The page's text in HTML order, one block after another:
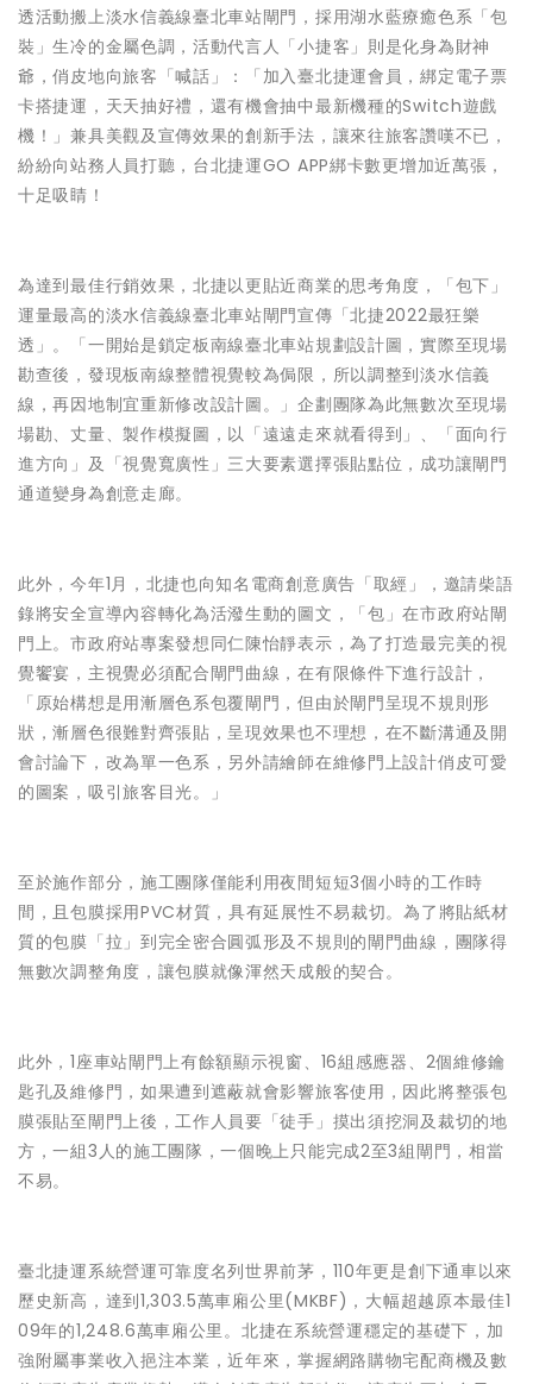
透活動搬上淡水信義線臺北車站閘門，採用湖水藍療癒色系「包
裝」生冷的金屬色調，活動代言人「小捷客」則是化身為財神
爺，俏皮地向旅客「喊話」：「加入臺北捷運會員，綁定電子票
卡搭捷運，天天抽好禮，還有機會抽中最新機種的Switch遊戲
機！」兼具美觀及宣傳效果的創新手法，讓來往旅客讚嘆不已，
紛紛向站務人員打聽，台北捷運GO APP綁卡數更增加近萬張，
十足吸睛！
為達到最佳行銷效果，北捷以更貼近商業的思考角度，「包下」
運量最高的淡水信義線臺北車站閘門宣傳「北捷2022最狂樂
透」。「一開始是鎖定板南線臺北車站規劃設計圖，實際至現場
勘查後，發現板南線整體視覺較為侷限，所以調整到淡水信義
線，再因地制宜重新修改設計圖。」企劃團隊為此無數次至現場
場勘、丈量、製作模擬圖，以「遠遠走來就看得到」、「面向行
進方向」及「視覺寬廣性」三大要素選擇張貼點位，成功讓閘門
通道變身為創意走廊。
此外，今年1月，北捷也向知名電商創意廣告「取經」，邀請柴語
錄將安全宣導內容轉化為活潑生動的圖文，「包」在市政府站閘
門上。市政府站專案發想同仁陳怡靜表示，為了打造最完美的視
覺饗宴，主視覺必須配合閘門曲線，在有限條件下進行設計，
「原始構想是用漸層色系包覆閘門，但由於閘門呈現不規則形
狀，漸層色很難對齊張貼，呈現效果也不理想，在不斷溝通及開
會討論下，改為單一色系，另外請繪師在維修門上設計俏皮可愛
的圖案，吸引旅客目光。」
至於施作部分，施工團隊僅能利用夜間短短3個小時的工作時
間，且包膜採用PVC材質，具有延展性不易裁切。為了將貼紙材
質的包膜「拉」到完全密合圓弧形及不規則的閘門曲線，團隊得
無數次調整角度，讓包膜就像渾然天成般的契合。
此外，1座車站閘門上有餘額顯示視窗、16組感應器、2個維修鑰
匙孔及維修門，如果遭到遮蔽就會影響旅客使用，因此將整張包
膜張貼至閘門上後，工作人員要「徒手」摸出須挖洞及裁切的地
方，一組3人的施工團隊，一個晚上只能完成2至3組閘門，相當
不易。
臺北捷運系統營運可靠度名列世界前茅，110年更是創下通車以來
歷史新高，達到1,303.5萬車廂公里(MKBF)，大幅超越原本最佳1
09年的1,248.6萬車廂公里。北捷在系統營運穩定的基礎下，加
強附屬事業收入挹注本業，近年來，掌握網路購物宅配商機及數